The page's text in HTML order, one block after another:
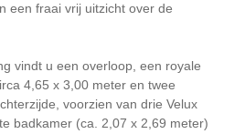
een fraai vrij uitzicht over de
vindt u een overloop, een royale
4,65 x 3,00 meter en twee
voorzien van drie Velux
badkamer (ca. 2,07 x 2,69 meter)